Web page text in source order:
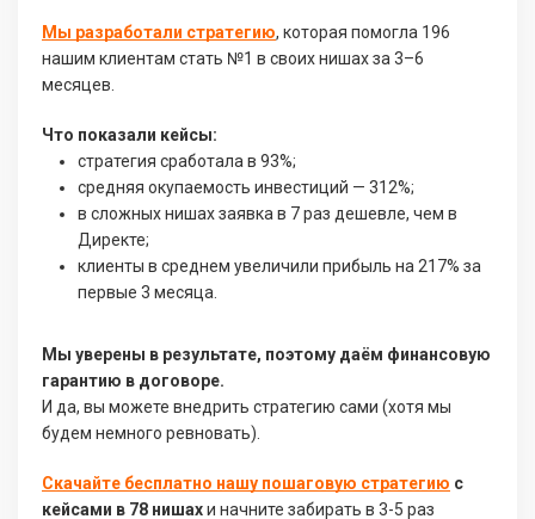
Мы разработали стратегию, которая помогла 196
нашим клиентам стать №1 в своих нишах за 3–6
месяцев.
Что показали кейсы:
стратегия сработала в 93%;
средняя окупаемость инвестиций — 312%;
в сложных нишах заявка в 7 раз дешевле, чем в
Директе;
клиенты в среднем увеличили прибыль на 217% за
первые 3 месяца.
Мы уверены в результате, поэтому даём финансовую
гарантию в договоре.
И да, вы можете внедрить стратегию сами (хотя мы
будем немного ревновать).
Скачайте бесплатно нашу пошаговую стратегию с
кейсами в 78 нишахи начните забирать в 3-5 раз